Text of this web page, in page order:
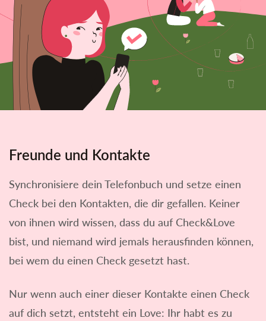
Freunde und Kontakte
Synchronisiere dein Telefonbuch und setze einen
Check bei den Kontakten, die dir gefallen. Keiner
von ihnen wird wissen, dass du auf Check&Love
bist, und niemand wird jemals herausfinden können,
bei wem du einen Check gesetzt hast.
Nur wenn auch einer dieser Kontakte einen Check
auf dich setzt, entsteht ein Love: Ihr habt es zu